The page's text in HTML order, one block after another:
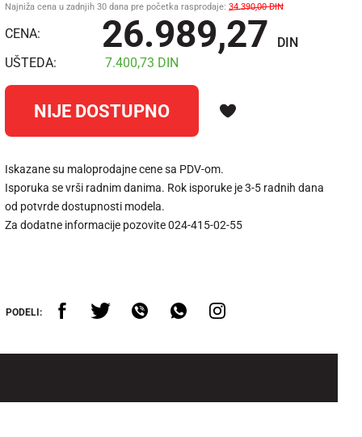
Najniža cena u zadnjih 30 dana pre početka rasprodaje: 34.390,00DIN
CENA: 26.989,27
DIN
UŠTEDA:
7.400,73 DIN
NIJE DOSTUPNO
Iskazane su maloprodajne cene sa PDV-om.
Isporuka se vrši radnim danima. Rok isporuke je 3-5 radnih dana
od potvrde dostupnosti modela.
Za dodatne informacije pozovite 024-415-02-55
PODELI: